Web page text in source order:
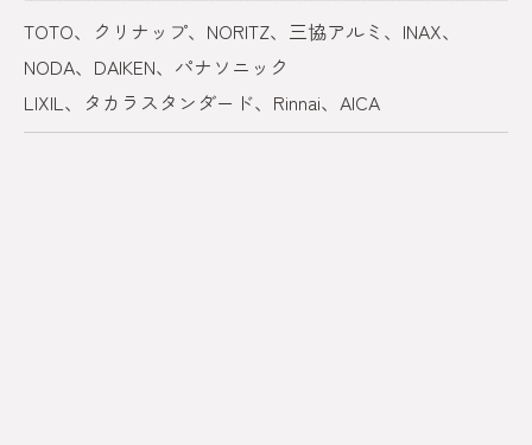
TOTO、クリナップ、NORITZ、三協アルミ、INAX、
NODA、DAIKEN、パナソニック
LIXIL、タカラスタンダード、Rinnai、AICA